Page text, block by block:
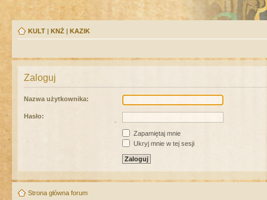
KULT | KNŻ | KAZIK
Zaloguj
Nazwa użytkownika:
Hasło:
Zapamiętaj mnie
Ukryj mnie w tej sesji
Strona główna forum